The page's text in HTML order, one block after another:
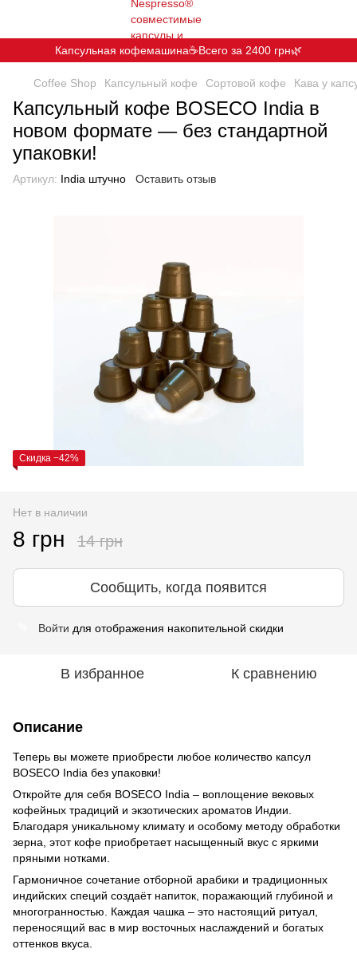
Капсульная кофемашина☕️Всего за 2400 грн🌿
Coffee Shop Капсульный кофе Сортовой кофе Кава у
Капсульный кофе BOSECO India в
новом формате — без стандартной
упаковки!
Артикул: India штучно Оставить отзыв
Скидка −42%
Нет в наличии
8 грн 14 грн
Сообщить, когда появится
Войти для отображения накопительной скидки
В избранное К сравнению
Описание
Теперь вы можете приобрести любое количество капсул
BOSECO India без упаковки!
Откройте для себя BOSECO India – воплощение вековых
кофейных традиций и экзотических ароматов Индии.
Благодаря уникальному климату и особому методу обработки
зерна, этот кофе приобретает насыщенный вкус с яркими
пряными нотками.
Гармоничное сочетание отборной арабики и традиционных
индийских специй создаёт напиток, поражающий глубиной и
многогранностью. Каждая чашка – это настоящий ритуал,
переносящий вас в мир восточных наслаждений и богатых
оттенков вкуса.